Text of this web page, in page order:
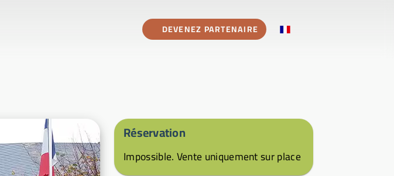
DEVENEZ PARTENAIRE
Réservation
Impossible. Vente uniquement sur place